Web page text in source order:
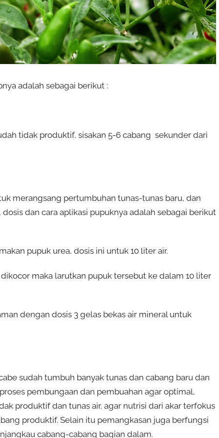
adalah sebagai berikut :
tidak produktif, sisakan 5-6 cabang sekunder dari
merangsang pertumbuhan tunas-tunas baru, dan
dan cara aplikasi pupuknya adalah sebagai berikut
pupuk urea, dosis ini untuk 10 liter air.
maka larutkan pupuk tersebut ke dalam 10 liter
dengan dosis 3 gelas bekas air mineral untuk
sudah tumbuh banyak tunas dan cabang baru dan
pembungaan dan pembuahan agar optimal,
produktif dan tunas air, agar nutrisi dari akar terfokus
produktif. Selain itu pemangkasan juga berfungsi
cabang-cabang bagian dalam.